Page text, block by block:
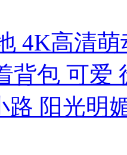
4K高清